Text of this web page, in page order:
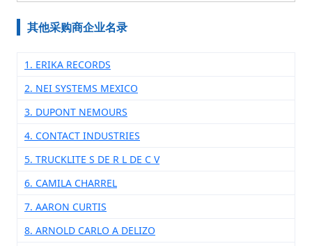
其他采购商企业名录
1. ERIKA RECORDS
2. NEI SYSTEMS MEXICO
3. DUPONT NEMOURS
4. CONTACT INDUSTRIES
5. TRUCKLITE S DE R L DE C V
6. CAMILA CHARREL
7. AARON CURTIS
8. ARNOLD CARLO A DELIZO